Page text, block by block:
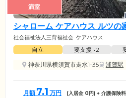
満室
シャローム ケアハウス ルツの
社会福祉法人三育福祉会 ケアハウス
自立 要支援1•2
神奈川県横須賀市走水1-35
浦賀駅
月額 7.1 万円 (入居金 0円) + 介護保険料